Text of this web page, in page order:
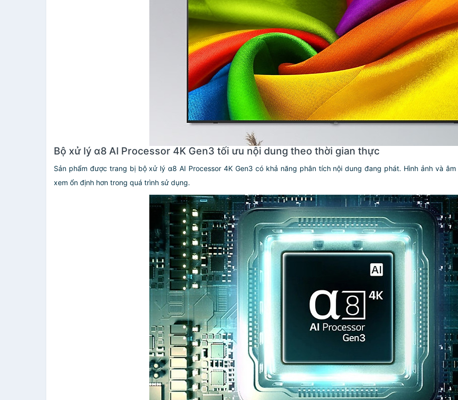
Bộ xử lý α8 AI Processor 4K Gen3 tối ưu nội dung theo thời gian thực
Sản phẩm được trang bị bộ xử lý α8 AI Processor 4K Gen3 có khả năng phân tích nội dung đang phát. Hình ảnh và
xem ổn định hơn trong quá trình sử dụng.